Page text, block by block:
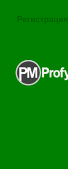
Регистрация